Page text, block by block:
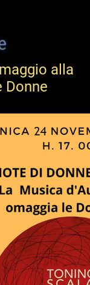
alla
Donne